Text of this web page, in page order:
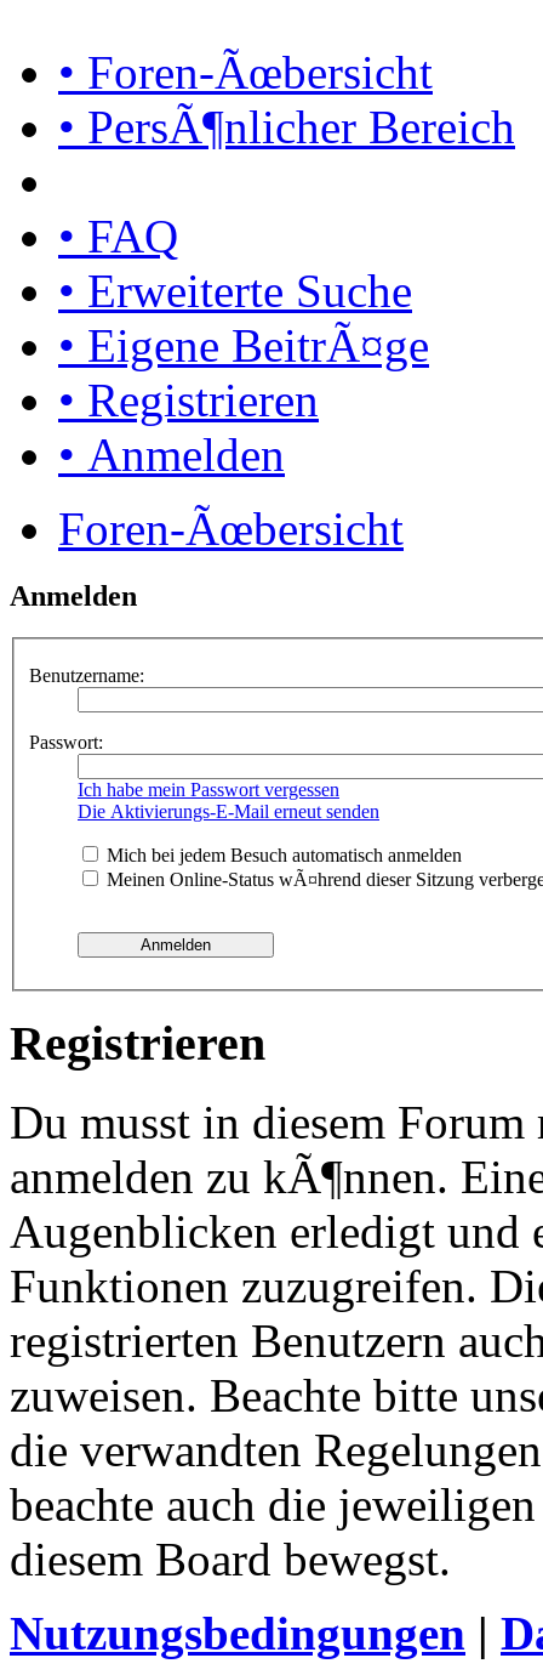
• Foren-Ãœbersicht
• PersÃ¶nlicher Bereich
• FAQ
• Erweiterte Suche
• Eigene BeitrÃ¤ge
• Registrieren
• Anmelden
Foren-Ãœbersicht
Anmelden
Benutzername:
Passwort:
Ich habe mein Passwort vergessen
Die Aktivierungs-E-Mail erneut senden
Mich bei jedem Besuch automatisch anmelden
Meinen Online-Status wÃ¤hrend dieser Sitzung
Registrieren
Du musst in diesem
anmelden zu kÃ¶nnen.
Augenblicken erledigt und
Funktionen zuzugreifen.
registrierten Benutzern
zuweisen. Beachte bitte
die verwandten
beachte auch die
diesem Board bewegst.
Nutzungsbedingungen |